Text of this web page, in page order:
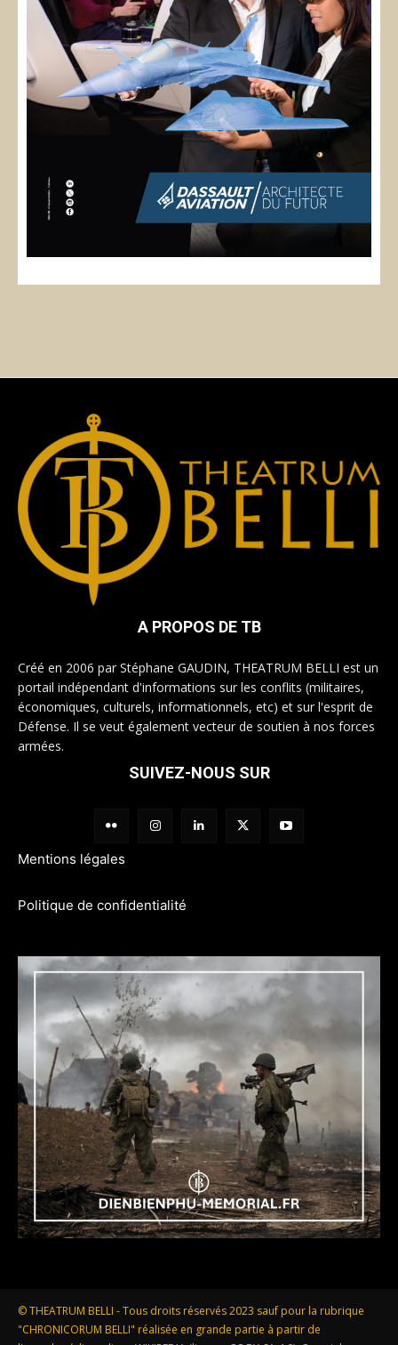
A PROPOS DE TB
Créé en 2006 par Stéphane GAUDIN, THEATRUM BELLI est un
portail indépendant d'informations sur les conflits (militaires,
économiques, culturels, informationnels, etc) et sur l'esprit de
Défense. Il se veut également vecteur de soutien à nos forces
armées.
SUIVEZ-NOUS SUR
Mentions légales
Politique de confidentialité
© THEATRUM BELLI - Tous droits réservés 2023 sauf pour la rubrique
"CHRONICORUM BELLI" réalisée en grande partie à partir de